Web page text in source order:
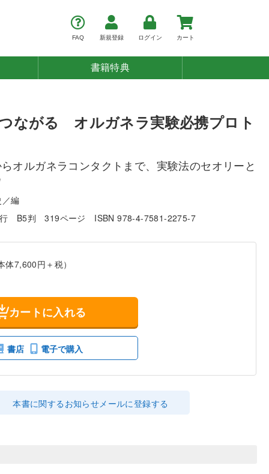
FAQ 新規登録 ログイン カート
書籍特典
ながる オルガネラ実験必携プロト
オルガネラコンタクトまで、実験法のセオリーと
編
B5判 319ページ ISBN 978-4-7581-2275-7
体7,600円＋税）
カートに入れる
書店 電子で購入
本書に関するお知らせメールに登録する